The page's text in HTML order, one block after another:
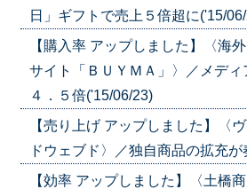
日」ギフトで売上５倍超に('15/
【購入率 アップしました】〈海
サイト「ＢＵＹＭＡ」〉／メデ
４．５倍('15/06/23)
【売り上げ アップしました】〈
ドウェブド〉／独自商品の拡充
【効率 アップしました】〈土橋